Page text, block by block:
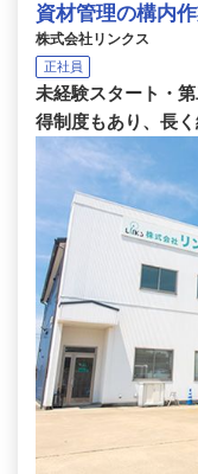
資材管理の構内
株式会社リンクス
正社員
未経験スタート・
得制度もあり、長